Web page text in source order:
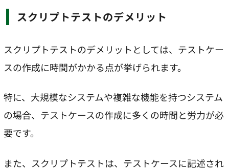
スクリプトテストのデメリット
スクリプトテストのデメリットとしては、テストケー
スの作成に時間がかかる点が挙げられます。
特に、大規模なシステムや複雑な機能を持つシステム
の場合、テストケースの作成に多くの時間と労力が必
要です。
また、スクリプトテストは、テストケースに記述され